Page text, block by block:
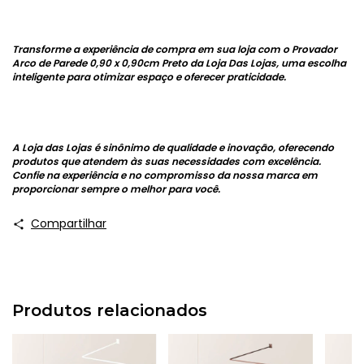
Transforme a experiência de compra em sua loja com o Provador
Arco de Parede 0,90 x 0,90cm Preto da Loja Das Lojas, uma escolha
inteligente para otimizar espaço e oferecer praticidade.
A Loja das Lojas é sinônimo de qualidade e inovação, oferecendo
produtos que atendem às suas necessidades com excelência.
Confie na experiência e no compromisso da nossa marca em
proporcionar sempre o melhor para você.
Compartilhar
Produtos relacionados